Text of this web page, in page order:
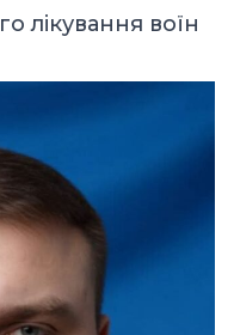
лікування воїн